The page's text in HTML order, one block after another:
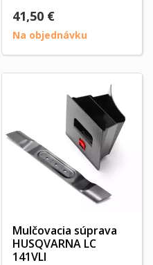
41,50 €
Na objednávku
Mulčovacia súprava
HUSQVARNA LC
141VLI